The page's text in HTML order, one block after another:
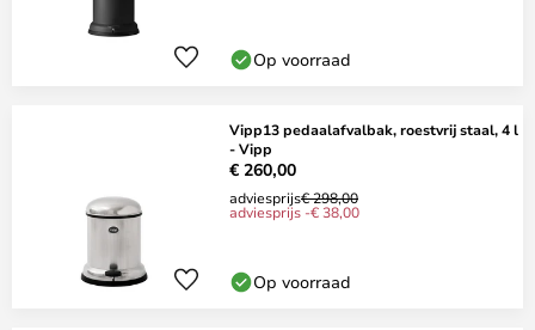
Op voorraad
Vipp13 pedaalafvalbak, roestvrij staal, 4 l
- Vipp
€ 260,00
adviesprijs€ 298,00
adviesprijs -€ 38,00
Op voorraad